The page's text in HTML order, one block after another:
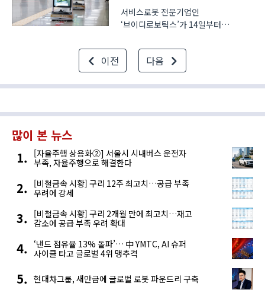
서비스로봇 전문기업인
‘브이디로보틱스’가 14일부터
동작역에서 로봇 운영 가능성에 대한
실증(PoC)을 진행하고 있다. 9호선
운영사인 ‘서울시 메트로 9호선’과
협력해 8월 말까지 이어진다. 이번
이전 다음
많이 본 뉴스
[자율주행 상용화②] 서울시 시내버스 운전자
부족, 자율주행으로 해결한다
[비철금속 시황] 구리 12주 최고치…공급 부족
우려에 강세
[비철금속 시황] 구리 2개월 만에 최고치…재고
감소에 공급 부족 우려 확대
‘낸드 점유율 13% 돌파’… 中 YMTC, AI 슈퍼
사이클 타고 글로벌 4위 맹추격
현대차그룹, 새만금에 글로벌 로봇 파운드리 구축